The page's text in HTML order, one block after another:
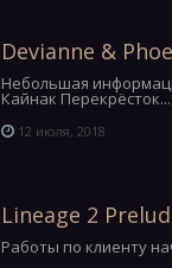
Devianne &
Небольшая
Кайнак Перекрёсток...
12 июля, 2018
Lineage 2
Работы по клиенту